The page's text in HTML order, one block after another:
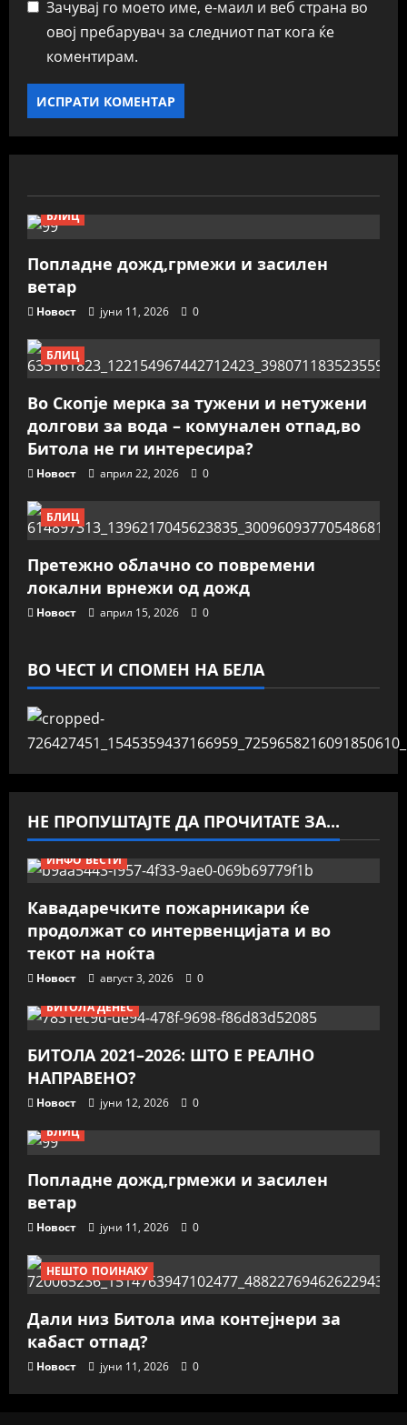
Зачувај го моето име, е-маил и веб страна во
овој пребарувач за следниот пат кога ќе
коментирам.
БЛИЦ
Попладне дожд,грмежи и засилен
ветар
Новост јуни 11, 2026 0
БЛИЦ
Во Скопје мерка за тужени и нетужени
долгови за вода – комунален отпад,во
Битола не ги интересира?
Новост април 22, 2026 0
БЛИЦ
Претежно облачно со повремени
локални врнежи од дожд
Новост април 15, 2026 0
ВО ЧЕСТ И СПОМЕН НА БЕЛА
НЕ ПРОПУШТАЈТЕ ДА ПРОЧИТАТЕ ЗА...
ИНФО ВЕСТИ
Кавадаречките пожарникари ќе
продолжат со интервенцијата и во
текот на ноќта
Новост август 3, 2026
0
БИТОЛА ДЕНЕС
БИТОЛА 2021–2026: ШТО Е РЕАЛНО
НАПРАВЕНО?
Новост јуни 12, 2026
0
БЛИЦ
Попладне дожд,грмежи и засилен
ветар
Новост јуни 11, 2026 0
НЕШТО ПОИНАКУ
Дали низ Битола има контејнери за
кабаст отпад?
Новост јуни 11, 2026 0